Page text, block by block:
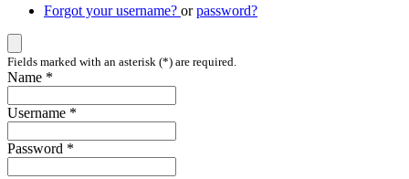
Forgot your username? orpassword?
Fields marked with an asterisk (*) are required.
Name *
Username *
Password *